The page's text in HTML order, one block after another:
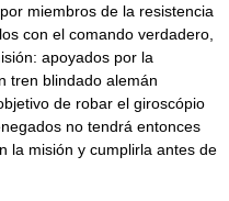
miembros de la resistencia
con el comando verdadero,
apoyados por la
tren blindado alemán
de robar el giroscópio
no tendrá entonces
la misión y cumplirla antes de